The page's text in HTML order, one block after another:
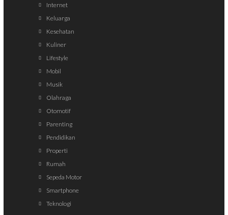
Internet
Keluarga
Kesehatan
Kuliner
Lifestyle
Mobil
Musik
Olahraga
Otomotif
Parenting
Pendidikan
Properti
Rumah
Sepeda Motor
Smartphone
Teknologi